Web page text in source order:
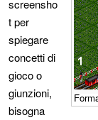
screensho
t per
spiegare
concetti di
gioco o
giunzioni,
bisogna